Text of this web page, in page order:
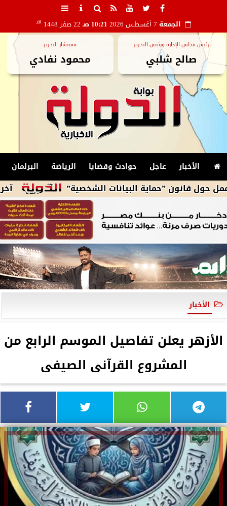
الجمعة 10:21 صـ 22 صفر 1448 هـ
رئيس مجلس الإدارة ورئيس التحرير
صالح شلبي
مستشار التحرير
محمود نفادي
الأخبار عاجل حوادث وقضايا الرياضة البرلمان
آخر تطورات ”حماية البيانات الشخصية”
الأخبار
الأزهر يعلن تفاصيل الموسم الرابع من
المشروع القرآنى الصيفى